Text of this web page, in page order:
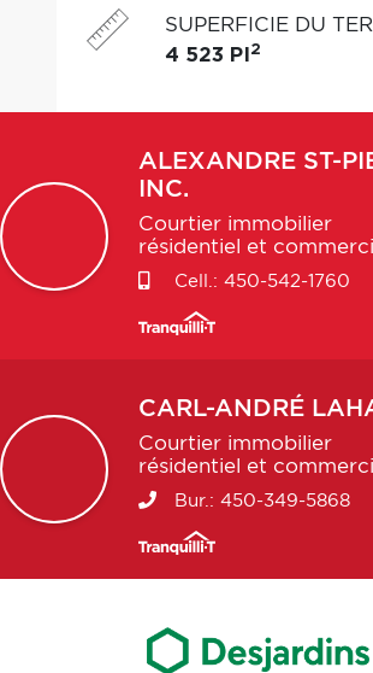
SUPERFICIE DU
4 523 PI 2
ALEXANDRE ST-
INC.
Courtier immobilier
résidentiel et
Cell.: 450-542-1760
CARL-ANDRÉ
Courtier immobilier
résidentiel et
Bur.: 450-349-5868